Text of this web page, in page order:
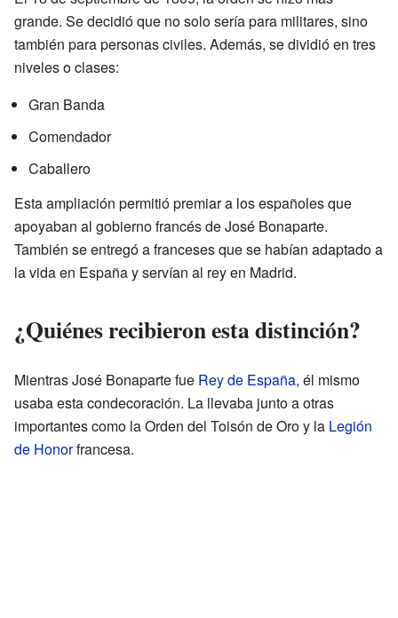
grande. Se decidió que no solo sería para militares, sino
también para personas civiles. Además, se dividió en tres
niveles o clases:
Gran Banda
Comendador
Caballero
Esta ampliación permitió premiar a los españoles que
apoyaban al gobierno francés de José Bonaparte.
También se entregó a franceses que se habían adaptado a
la vida en España y servían al rey en Madrid.
¿Quiénes recibieron esta distinción?
Mientras José Bonaparte fue Rey de España, él mismo
usaba esta condecoración. La llevaba junto a otras
importantes como la Orden del Toisón de Oro y la Legión
de Honorfrancesa.